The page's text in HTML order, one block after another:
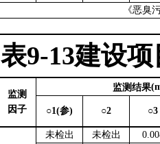
《恶臭
表9-13建设
监测
因子
监测结果
○1(参) ○2 ○3
未检出 未检出